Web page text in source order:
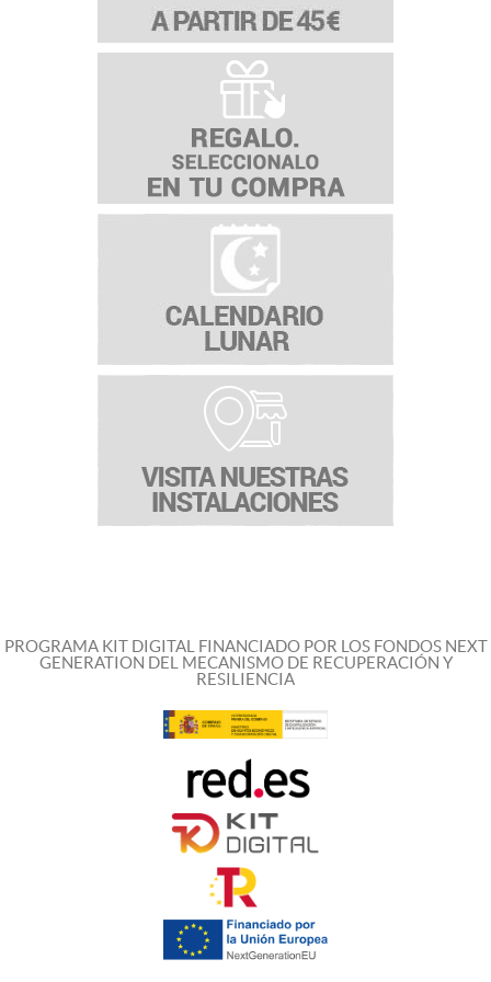
PROGRAMA KIT DIGITAL FINANCIADO POR LOS FONDOS NEXT
GENERATION DEL MECANISMO DE RECUPERACIÓN Y
RESILIENCIA